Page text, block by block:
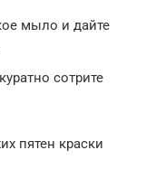
мыло и дайте
сотрите
пятен краски